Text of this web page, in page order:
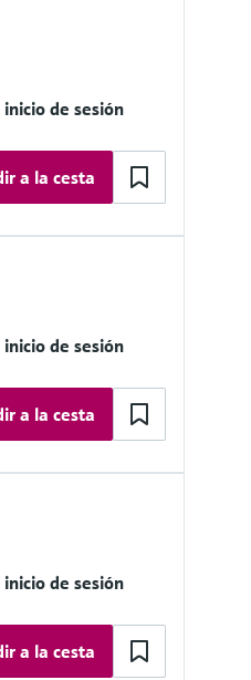
electronics.
frequency 10KHz,
inicio de sesión
a la cesta
inicio de sesión
a la cesta
inicio de sesión
a la cesta